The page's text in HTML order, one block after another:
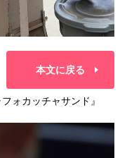
本文に戻る
ォカッチャサンド』